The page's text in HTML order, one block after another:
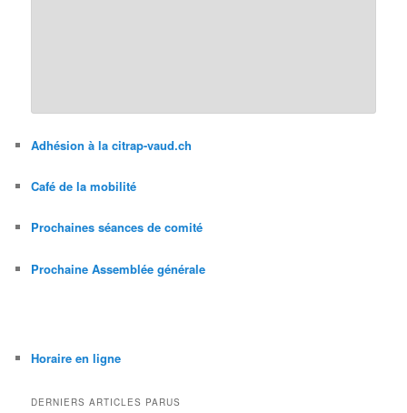
Adhésion à la citrap-vaud.ch
Café de la mobilité
Prochaines séances de comité
Prochaine Assemblée générale
Horaire en ligne
DERNIERS ARTICLES PARUS